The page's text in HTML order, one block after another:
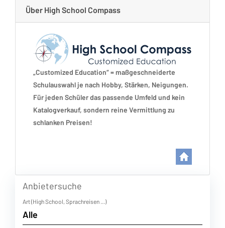
Über High School Compass
„Customized Education“ = maßgeschneiderte
Schulauswahl je nach Hobby, Stärken, Neigungen.
Für jeden Schüler das passende Umfeld und kein
Katalogverkauf, sondern reine Vermittlung zu
schlanken Preisen!
Anbietersuche
Art (High School, Sprachreisen ...)